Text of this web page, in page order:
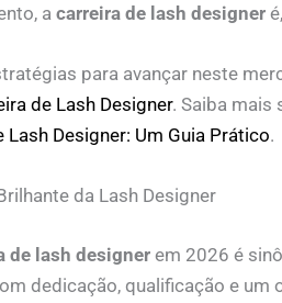
a carreira de lash designer
para avançar neste
de Lash Designer. Saiba mais
Lash Designer: Um Guia Prático.
da Lash Designer
de lash designerem 2026 é
dedicação, qualificação e um